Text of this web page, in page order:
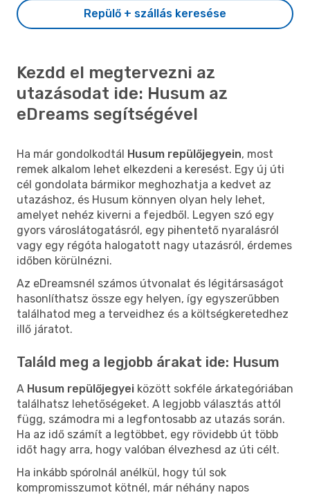
Repülő + szállás keresése
Kezdd el megtervezni az
utazásodat ide: Husum az
eDreams segítségével
Ha már gondolkodtál Husum repülőjegyein, most
remek alkalom lehet elkezdeni a keresést. Egy új úti
cél gondolata bármikor meghozhatja a kedvet az
utazáshoz, és Husum könnyen olyan hely lehet,
amelyet nehéz kiverni a fejedből. Legyen szó egy
gyors városlátogatásról, egy pihentető nyaralásról
vagy egy régóta halogatott nagy utazásról, érdemes
időben körülnézni.
Az eDreamsnél számos útvonalat és légitársaságot
hasonlíthatsz össze egy helyen, így egyszerűbben
találhatod meg a terveidhez és a költségkeretedhez
illő járatot.
Találd meg a legjobb árakat ide: Husum
A Husum repülőjegyei között sokféle árkategóriában
találhatsz lehetőségeket. A legjobb választás attól
függ, számodra mi a legfontosabb az utazás során.
Ha az idő számít a legtöbbet, egy rövidebb út több
időt hagy arra, hogy valóban élvezhesd az úti célt.
Ha inkább spórolnál anélkül, hogy túl sok
kompromisszumot kötnél, már néhány napos